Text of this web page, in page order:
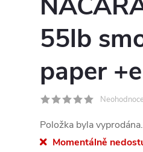
55lb
paper
Položka byla
Momentálně